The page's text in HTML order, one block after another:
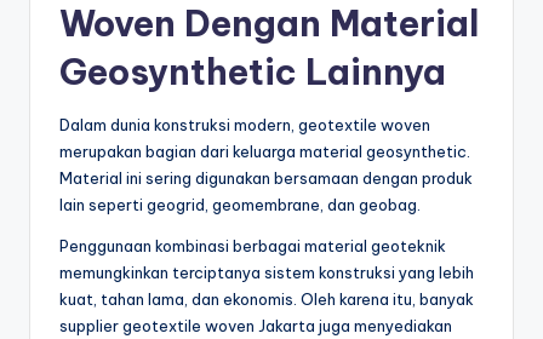
Woven Dengan Material
Geosynthetic Lainnya
Dalam dunia konstruksi modern, geotextile woven
merupakan bagian dari keluarga material geosynthetic.
Material ini sering digunakan bersamaan dengan produk
lain seperti geogrid, geomembrane, dan geobag.
Penggunaan kombinasi berbagai material geoteknik
memungkinkan terciptanya sistem konstruksi yang lebih
kuat, tahan lama, dan ekonomis. Oleh karena itu, banyak
supplier geotextile woven Jakarta juga menyediakan